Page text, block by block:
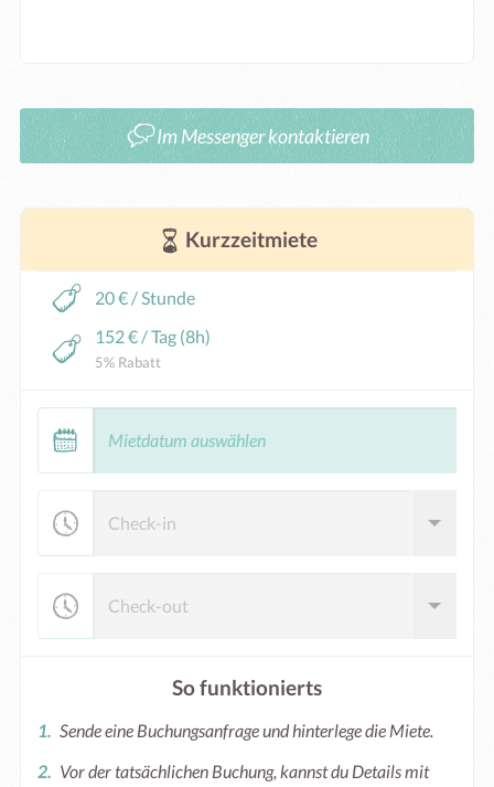
Im Messenger kontaktieren
Kurzzeitmiete
20 € / Stunde
152 € / Tag (8h)
5% Rabatt
So funktionierts
Sende eine Buchungsanfrage und hinterlege die Miete.
Vor der tatsächlichen Buchung, kannst du Details mit